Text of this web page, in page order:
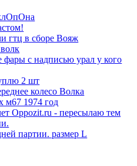
гтц в сборе Вояж
с надписью урал у кого
2 шт
колесо Волка
м67 1974 год
Oppozit.ru - пересылаю тем
партии. размер L